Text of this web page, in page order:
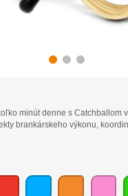
minút denne s Catchballom
brankárskeho výkonu,